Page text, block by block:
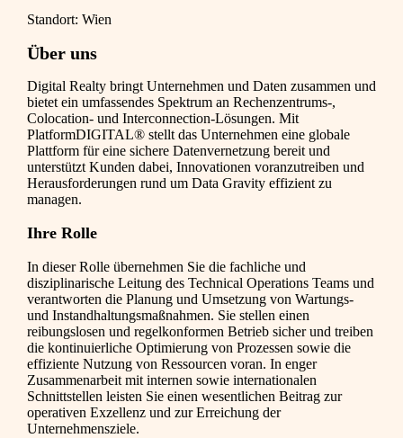
Standort: Wien
Über uns
Digital Realty bringt Unternehmen und Daten zusammen und
bietet ein umfassendes Spektrum an Rechenzentrums-,
Colocation- und Interconnection-Lösungen. Mit
PlatformDIGITAL® stellt das Unternehmen eine globale
Plattform für eine sichere Datenvernetzung bereit und
unterstützt Kunden dabei, Innovationen voranzutreiben und
Herausforderungen rund um Data Gravity effizient zu
managen.
Ihre Rolle
In dieser Rolle übernehmen Sie die fachliche und
disziplinarische Leitung des Technical Operations Teams und
verantworten die Planung und Umsetzung von Wartungs-
und Instandhaltungsmaßnahmen. Sie stellen einen
reibungslosen und regelkonformen Betrieb sicher und treiben
die kontinuierliche Optimierung von Prozessen sowie die
effiziente Nutzung von Ressourcen voran. In enger
Zusammenarbeit mit internen sowie internationalen
Schnittstellen leisten Sie einen wesentlichen Beitrag zur
operativen Exzellenz und zur Erreichung der
Unternehmensziele.